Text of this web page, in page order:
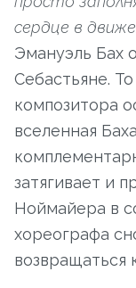
сердце в
Эмануэль Бах
Себастьяне.
композитора
вселенная
затягивает и
Ноймайера в
хореографа
возвращаться